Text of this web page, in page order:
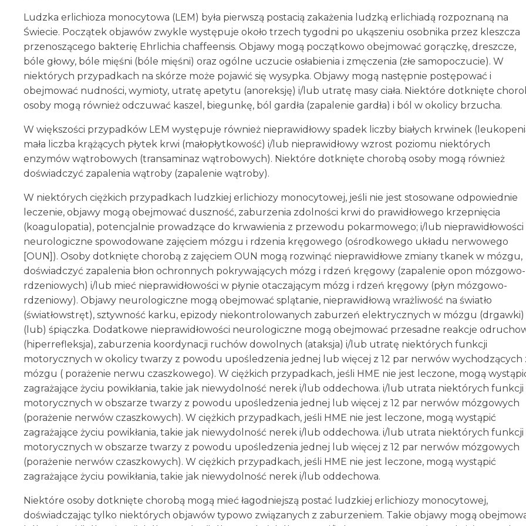
Ludzka erlichioza monocytowa (LEM) była pierwszą postacią zakażenia ludzką erlichiadą rozpoznaną na
Świecie. Początek objawów zwykle występuje około trzech tygodni po ukąszeniu osobnika przez kleszcza
przenoszącego bakterię Ehrlichia chaffeensis. Objawy mogą początkowo obejmować gorączkę, dreszcze,
bóle głowy, bóle mięśni (bóle mięśni) oraz ogólne uczucie osłabienia i zmęczenia (złe samopoczucie). W
niektórych przypadkach na skórze może pojawić się wysypka. Objawy mogą następnie postępować i
obejmować nudności, wymioty, utratę apetytu (anoreksję) i/lub utratę masy ciała. Niektóre dotknięte
osoby mogą również odczuwać kaszel, biegunkę, ból gardła (zapalenie gardła) i ból w okolicy brzucha.
W większości przypadków LEM występuje również nieprawidłowy spadek liczby białych krwinek
mała liczba krążących płytek krwi (małopłytkowość) i/lub nieprawidłowy wzrost poziomu niektórych
enzymów wątrobowych (transaminaz wątrobowych). Niektóre dotknięte chorobą osoby mogą również
doświadczyć zapalenia wątroby (zapalenie wątroby).
W niektórych ciężkich przypadkach ludzkiej erlichiozy monocytowej, jeśli nie jest stosowane odpowiednie
leczenie, objawy mogą obejmować duszność, zaburzenia zdolności krwi do prawidłowego krzepnięcia
(koagulopatia), potencjalnie prowadzące do krwawienia z przewodu pokarmowego; i/lub nieprawidłowości
neurologiczne spowodowane zajęciem mózgu i rdzenia kręgowego (ośrodkowego układu nerwowego
[OUN]). Osoby dotknięte chorobą z zajęciem OUN mogą rozwinąć nieprawidłowe zmiany tkanek w mózgu,
doświadczyć zapalenia błon ochronnych pokrywających mózg i rdzeń kręgowy (zapalenie opon mózgowo-
rdzeniowych) i/lub mieć nieprawidłowości w płynie otaczającym mózg i rdzeń kręgowy (płyn mózgowo-
rdzeniowy). Objawy neurologiczne mogą obejmować splątanie, nieprawidłową wrażliwość na światło
(światłowstręt), sztywność karku, epizody niekontrolowanych zaburzeń elektrycznych w mózgu (drgawki)
(lub) śpiączka. Dodatkowe nieprawidłowości neurologiczne mogą obejmować przesadne reakcje
(hiperrefleksja), zaburzenia koordynacji ruchów dowolnych (ataksja) i/lub utratę niektórych funkcji
motorycznych w okolicy twarzy z powodu upośledzenia jednej lub więcej z 12 par nerwów wychodzących
mózgu ( porażenie nerwu czaszkowego). W ciężkich przypadkach, jeśli HME nie jest leczone, mogą
zagrażające życiu powikłania, takie jak niewydolność nerek i/lub oddechowa. i/lub utrata niektórych funkcji
motorycznych w obszarze twarzy z powodu upośledzenia jednej lub więcej z 12 par nerwów mózgowych
(porażenie nerwów czaszkowych). W ciężkich przypadkach, jeśli HME nie jest leczone, mogą wystąpić
zagrażające życiu powikłania, takie jak niewydolność nerek i/lub oddechowa. i/lub utrata niektórych funkcji
motorycznych w obszarze twarzy z powodu upośledzenia jednej lub więcej z 12 par nerwów mózgowych
(porażenie nerwów czaszkowych). W ciężkich przypadkach, jeśli HME nie jest leczone, mogą wystąpić
zagrażające życiu powikłania, takie jak niewydolność nerek i/lub oddechowa.
Niektóre osoby dotknięte chorobą mogą mieć łagodniejszą postać ludzkiej erlichiozy monocytowej,
doświadczając tylko niektórych objawów typowo związanych z zaburzeniem. Takie objawy mogą